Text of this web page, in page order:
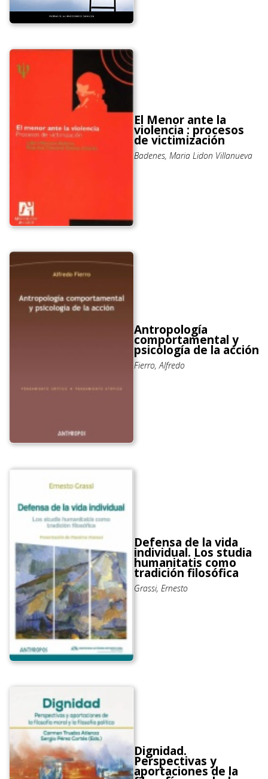
El Menor ante la
violencia : procesos
de victimización
Badenes, Maria Lidon Villanueva
Antropología
comportamental y
psicología de la acción
Fierro, Alfredo
Defensa de la vida
individual. Los studia
humanitatis como
tradición filosófica
Grassi, Ernesto
Dignidad.
Perspectivas y
aportaciones de la